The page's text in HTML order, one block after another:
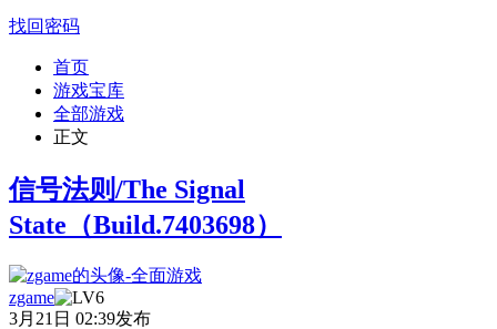
找回密码
首页
游戏宝库
全部游戏
正文
信号法则/The Signal
State（Build.7403698）
zgame
3月21日 02:39发布